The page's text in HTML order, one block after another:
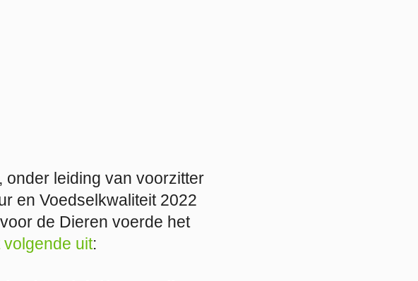
onder leiding van voorzitter
en Voedselkwaliteit 2022
de Dieren voerde het
uit: